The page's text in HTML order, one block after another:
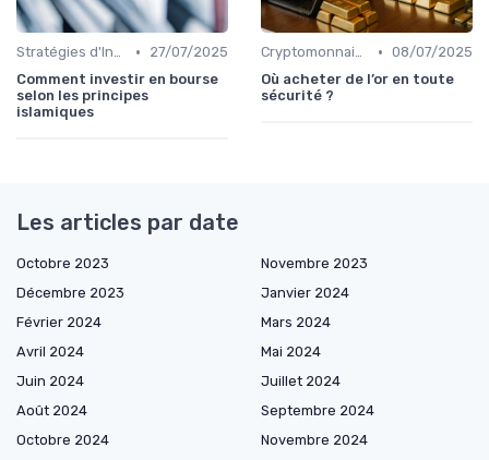
Stratégies d'Investissement en Bourse •
27/07/2025
Comment investir en bourse
selon les principes
islamiques
Cryptomonnaies et Investissements Alternatifs • 08/07/2025
Où acheter de l’or en toute
sécurité ?
Les articles par date
Octobre 2023
Novembre 2023
Décembre 2023
Janvier 2024
Février 2024
Mars 2024
Avril 2024
Mai 2024
Juin 2024
Juillet 2024
Août 2024
Septembre 2024
Octobre 2024
Novembre 2024